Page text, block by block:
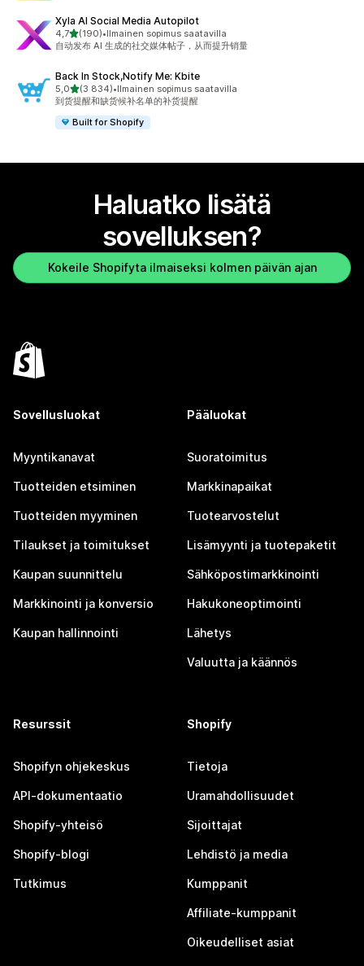
Xyla AI Social Media Autopilot
4,7/ 5 tähteä
(190)
190 arvostelua yhteensä
•Ilmainen sopimus saatavilla
自动发布 AI 生成的社交媒体帖子，从而提升销量
Back In Stock,Notify Me: Kbite
5,0/ 5 tähteä
(3 834)
3834 arvostelua yhteensä
•Ilmainen sopimus saatavilla
到货提醒和缺货候补名单的补货提醒
Built for Shopify
Haluatko lisätä
sovelluksen?
Kokeile Shopifyta ilmaiseksi kolmen päivän ajan
Sovellusluokat
Myyntikanavat
Tuotteiden etsiminen
Tuotteiden myyminen
Tilaukset ja toimitukset
Kaupan suunnittelu
Markkinointi ja konversio
Kaupan hallinnointi
Pääluokat
Suoratoimitus
Markkinapaikat
Tuotearvostelut
Lisämyynti ja tuotepaketit
Sähköpostimarkkinointi
Hakukoneoptimointi
Lähetys
Valuutta ja käännös
Resurssit
Shopifyn ohjekeskus
API-dokumentaatio
Shopify-yhteisö
Shopify-blogi
Tutkimus
Shopify
Tietoja
Uramahdollisuudet
Sijoittajat
Lehdistö ja media
Kumppanit
Affiliate-kumppanit
Oikeudelliset asiat